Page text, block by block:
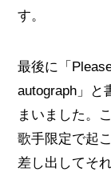
す。
最後に「
autograph」と
まいました。
歌手限定で起
差し出してそ